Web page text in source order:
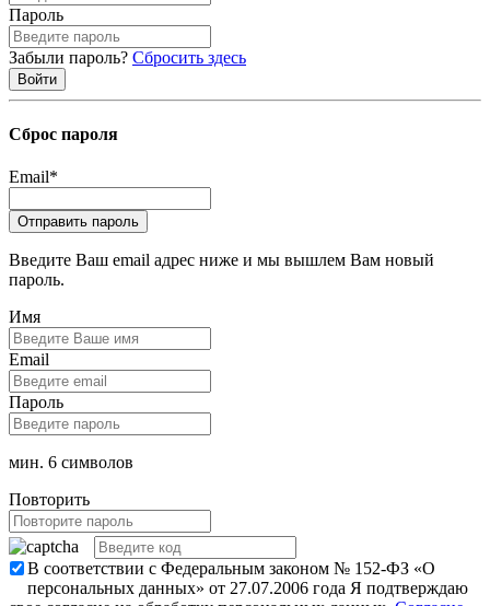
Пароль
Забыли пароль? Сбросить здесь
Сброс пароля
Email*
Введите Ваш email адрес ниже и мы вышлем Вам новый
пароль.
Имя
Email
Пароль
мин. 6 символов
Повторить
В соответствии с Федеральным законом № 152-ФЗ «О
персональных данных» от 27.07.2006 года Я подтверждаю